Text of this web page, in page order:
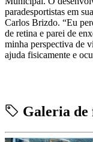
paradesportistas em
Carlos Brizdo. “Eu
de retina e parei de
minha perspectiva de
ajuda fisicamente e
Galeria de